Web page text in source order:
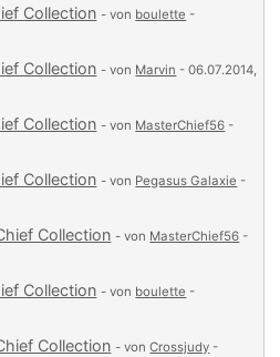
Collection - von boulette -
Collection - von Marvin - 06.07.2014,
Collection - von MasterChief56 -
Collection - von Pegasus Galaxie -
Collection - von MasterChief56 -
Collection - von boulette -
Collection - vonCrossjudy -